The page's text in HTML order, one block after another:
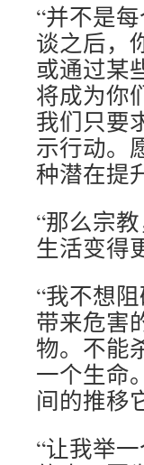
“并不是
谈之后，
或通过某
将成为你
我们只要
示行动。
种潜在提
“那么宗
生活变得
“我不想
带来危害
物。不能
一个生命
间的推移
“让我举